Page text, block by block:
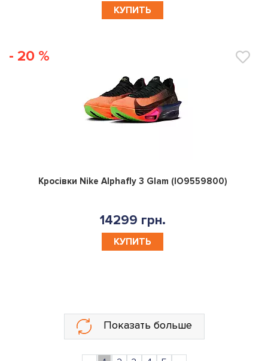
КУПИТЬ
- 20 %
0
Кросівки Nike Alphafly 3 Glam (IO9559800)
14299 грн.
КУПИТЬ
Показать больше